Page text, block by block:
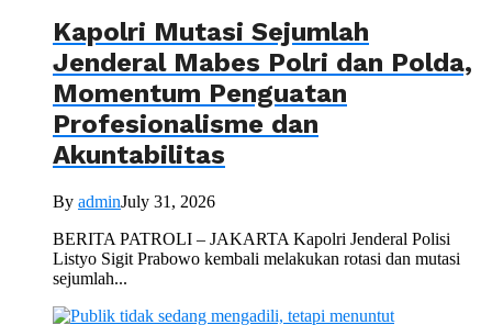
Kapolri Mutasi Sejumlah
Jenderal Mabes Polri dan Polda,
Momentum Penguatan
Profesionalisme dan
Akuntabilitas
By adminJuly 31, 2026
BERITA PATROLI – JAKARTA Kapolri Jenderal Polisi
Listyo Sigit Prabowo kembali melakukan rotasi dan mutasi
sejumlah...